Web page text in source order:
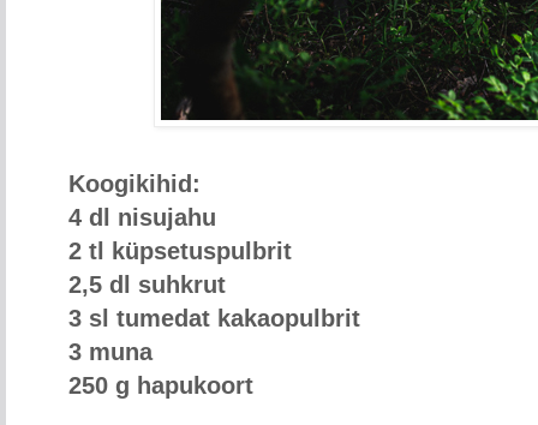
Koogikihid:
4 dl nisujahu
2 tl küpsetuspulbrit
2,5 dl suhkrut
3 sl tumedat kakaopulbrit
3 muna
250 g hapukoort